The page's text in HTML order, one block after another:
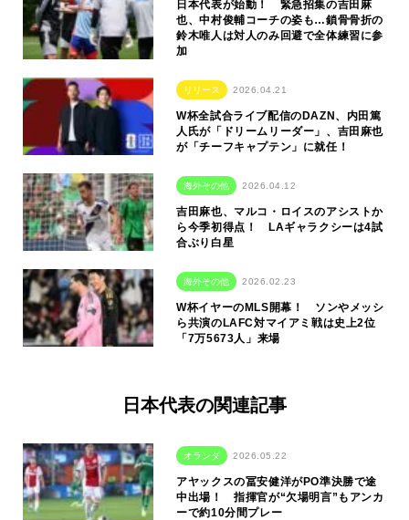
日本代表が始動！ 緊急招集の吉田麻
也、中村俊輔コーチの姿も…鎖骨骨折の
鈴木唯人は対人のみ回避で全体練習に参
加
リリース 2026.04.21
W杯全試合ライブ配信のDAZN、内田篤
人氏が「ドリームリーダー」、吉田麻也
が「チーフキャプテン」に就任！
海外その他 2026.04.12
吉田麻也、マルコ・ロイスのアシストか
ら今季初得点！ LAギャラクシーは4試
合ぶり白星
海外その他 2026.02.23
W杯イヤーのMLS開幕！ ソンやメッシ
ら共演のLAFC対マイアミ戦は史上2位
「7万5673人」来場
日本代表の関連記事
オランダ 2026.05.22
アヤックスの冨安健洋がPO準決勝で途
中出場！ 指揮官が“欠場明言”もアンカ
ーで約10分間プレー